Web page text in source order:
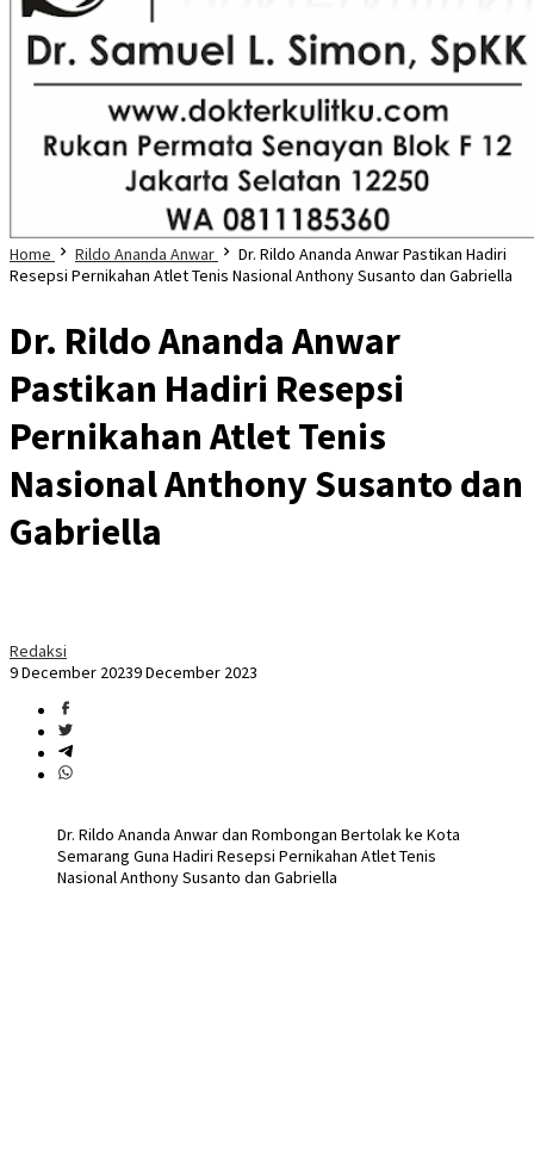
Home Rildo Ananda Anwar
Dr. Rildo Ananda Anwar Pastikan Hadiri
Resepsi Pernikahan Atlet Tenis Nasional Anthony Susanto dan Gabriella
Dr. Rildo Ananda Anwar
Pastikan Hadiri Resepsi
Pernikahan Atlet Tenis
Nasional Anthony Susanto dan
Gabriella
Redaksi
9 December 20239 December 2023
Dr. Rildo Ananda Anwar dan Rombongan Bertolak ke Kota
Semarang Guna Hadiri Resepsi Pernikahan Atlet Tenis
Nasional Anthony Susanto dan Gabriella